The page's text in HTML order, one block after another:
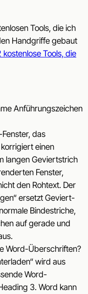
Tools, die ich
Handgriffe gebaut
kostenlose Tools, die
Anführungszeichen
das
einen
langen Geviertstrich
Fenster,
den Rohtext. Der
ersetzt Geviert-
Bindestriche,
auf gerade und
Word-Überschriften?
wird aus
Word-
3. Word kann